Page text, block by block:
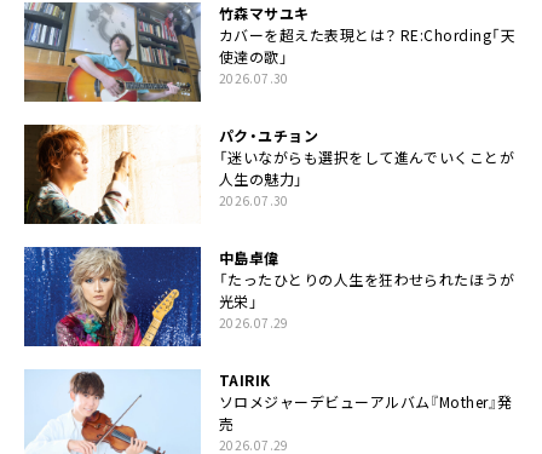
竹森マサユキ
カバーを超えた表現とは？ RE:Chording「天
使達の歌」
2026.07.30
パク・ユチョン
「迷いながらも選択をして進んでいくことが
人生の魅力」
2026.07.30
中島卓偉
「たったひとりの人生を狂わせられたほうが
光栄」
2026.07.29
TAIRIK
ソロメジャーデビューアルバム『Mother』発
売
2026.07.29